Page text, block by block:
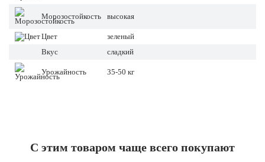
Морозостойкость высокая
Цвет
зеленый
Вкус
сладкий
Урожайность 35-50 кг
С этим товаром чаще всего покупают